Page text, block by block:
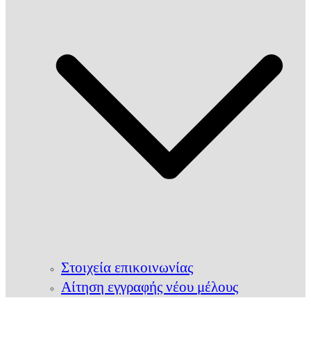
Στοιχεία επικοινωνίας
Αίτηση εγγραφής νέου μέλους